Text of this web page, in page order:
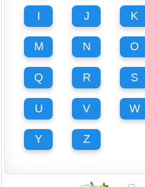
I J K
M N O
Q R S
U V W
Y Z